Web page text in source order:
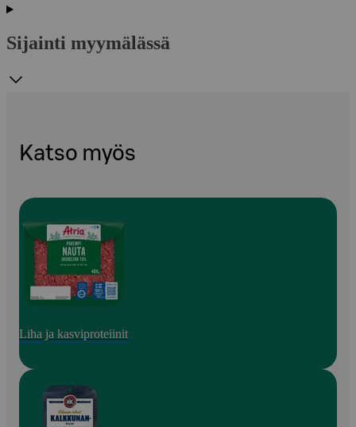
Sijainti myymälässä
Katso myös
Liha ja kasviproteiinit